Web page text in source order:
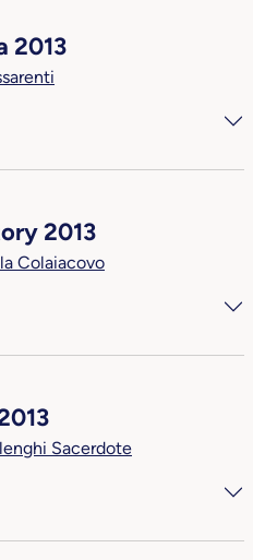
2013
2013
Colaiacovo
Sacerdote